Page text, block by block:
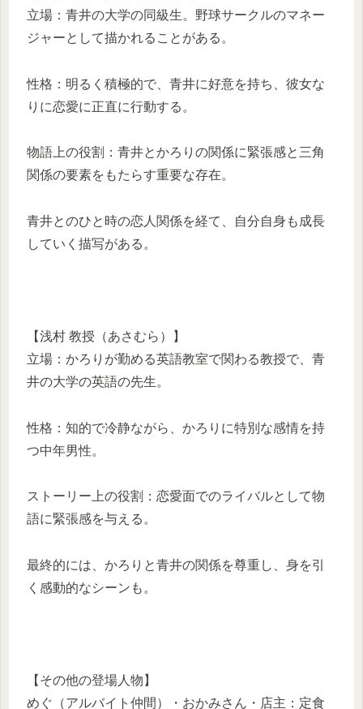
立場：青井の大学の同級生。野球サークルのマネー
ジャーとして描かれることがある。
性格：明るく積極的で、青井に好意を持ち、彼女な
りに恋愛に正直に行動する。
物語上の役割：青井とかろりの関係に緊張感と三角
関係の要素をもたらす重要な存在。
青井とのひと時の恋人関係を経て、自分自身も成長
していく描写がある。
【浅村 教授（あさむら）】
立場：かろりが勤める英語教室で関わる教授で、青
井の大学の英語の先生。
性格：知的で冷静ながら、かろりに特別な感情を持
つ中年男性。
ストーリー上の役割：恋愛面でのライバルとして物
語に緊張感を与える。
最終的には、かろりと青井の関係を尊重し、身を引
く感動的なシーンも。
【その他の登場人物】
めぐ（アルバイト仲間）・おかみさん・店主：定食